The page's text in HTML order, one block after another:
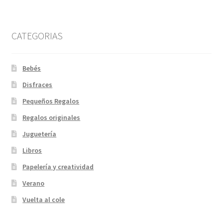
CATEGORIAS
Bebés
Disfraces
Pequeños Regalos
Regalos originales
Juguetería
Libros
Papelería y creatividad
Verano
Vuelta al cole